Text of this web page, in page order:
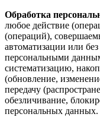
Обработка
любое действие
(операций),
автоматизации или
персональными
систематизацию,
(обновление,
передачу
обезличивание,
персональных данных.